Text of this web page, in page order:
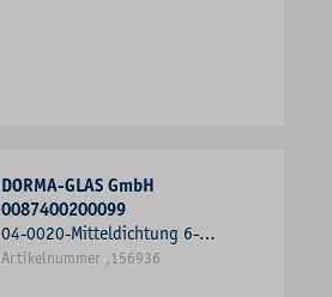
DORMA-GLAS GmbH
0087400200099
04-0020-Mitteldichtung 6-
8mmx2000mm
Artikelnummer ,156936